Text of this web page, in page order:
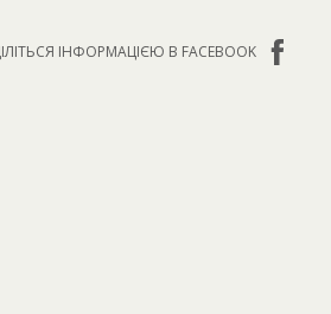
ІНФОРМАЦІЄЮ В FACEBOOK